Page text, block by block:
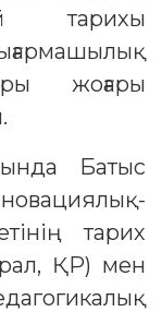
тарихы
жоғары
Батыс
тарих
ҚР) мен